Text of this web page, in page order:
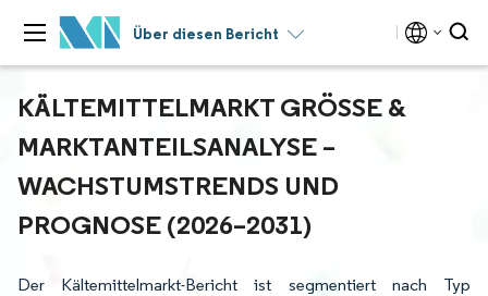
Über diesen Bericht
KÄLTEMITTELMARKT GRÖSSE & M
ARKTANTEILSANALYSE – W
ACHSTUMSTRENDS UND P
ROGNOSE (2026–2031)
Der Kältemittelmarkt-Bericht ist segmentiert nach Typ